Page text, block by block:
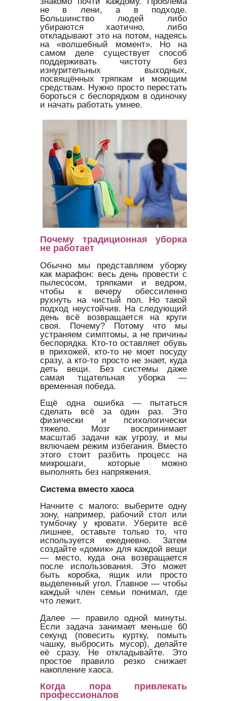
не в лени, а в подходе.
Большинство людей либо
убираются хаотично, либо
откладывают это на потом, надеясь
на «волшебный момент». Но на
самом деле существует способ
поддерживать чистоту без
изнурительных выходных,
посвящённых тряпкам и моющим
средствам. Нужно просто перестать
бороться с беспорядком в одиночку
и начать работать умнее.
Почему традиционная уборка
не работает
Обычно мы представляем уборку
как марафон: весь день провести с
пылесосом, тряпками и ведром,
чтобы к вечеру обессиленно
рухнуть на чистый пол. Но такой
подход неустойчив. На следующий
день всё возвращается на круги
своя. Почему? Потому что мы
устраняем симптомы, а не причины
беспорядка. Кто-то оставляет обувь
в прихожей, кто-то не моет посуду
сразу, а кто-то просто не знает, куда
деть вещи. Без системы даже
самая тщательная уборка —
временная победа.
Ещё одна ошибка — пытаться
сделать всё за один раз. Это
физически и психологически
тяжело. Мозг воспринимает
масштаб задачи как угрозу, и мы
включаем режим избегания. Вместо
этого стоит разбить процесс на
микрошаги, которые можно
выполнять без напряжения.
Система вместо хаоса
Начните с малого: выберите одну
зону, например, рабочий стол или
тумбочку у кровати. Уберите всё
лишнее, оставьте только то, что
используется ежедневно. Затем
создайте «домик» для каждой вещи
— место, куда она возвращается
после использования. Это может
быть коробка, ящик или просто
выделенный угол. Главное — чтобы
каждый член семьи понимал, где
что лежит.
Далее — правило одной минуты.
Если задача занимает меньше 60
секунд (повесить куртку, помыть
чашку, выбросить мусор), делайте
её сразу. Не откладывайте. Это
простое правило резко снижает
накопление хаоса.
Когда пора привлекать
профессионалов